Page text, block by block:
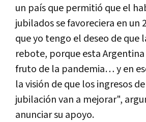
un país que permitió que el
jubilados se favoreciera en un
que yo tengo el deseo de que
rebote, porque esta
fruto de la pandemia… y en
la visión de que los ingresos
jubilación van a mejorar",
anunciar su apoyo.